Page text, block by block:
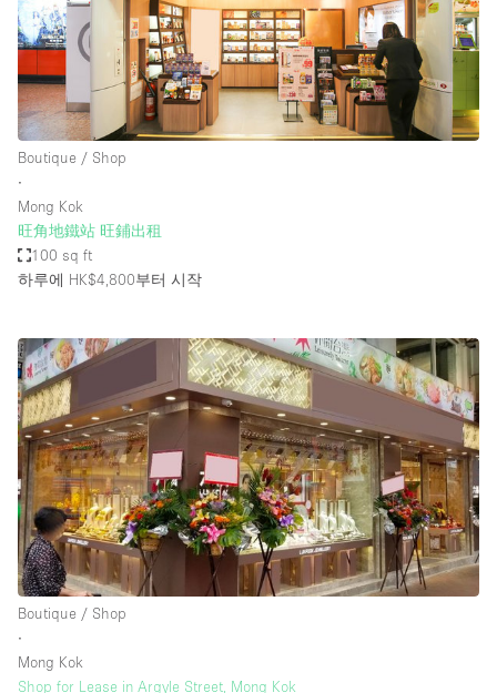
Boutique / Shop
∙
Mong Kok
旺角地鐵站 旺鋪出租
100 sq ft
하루에 HK$4,800부터 시작
Boutique / Shop
∙
Mong Kok
Shop for Lease in Argyle Street, Mong Kok